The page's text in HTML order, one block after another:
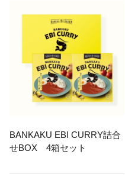
BANKAKU EBI CURRY詰合
せBOX 4箱セット